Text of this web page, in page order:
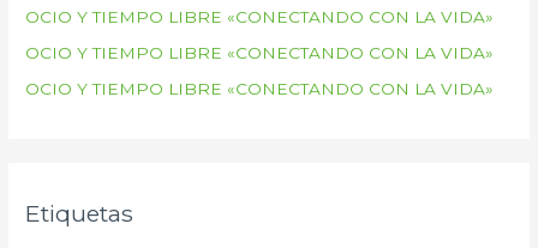
OCIO Y TIEMPO LIBRE «CONECTANDO CON LA VIDA»
OCIO Y TIEMPO LIBRE «CONECTANDO CON LA VIDA»
OCIO Y TIEMPO LIBRE «CONECTANDO CON LA VIDA»
Etiquetas